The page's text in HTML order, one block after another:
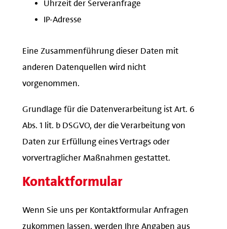
Uhrzeit der Serveranfrage
IP-Adresse
Eine Zusammenführung dieser Daten mit
anderen Datenquellen wird nicht
vorgenommen.
Grundlage für die Datenverarbeitung ist Art. 6
Abs. 1 lit. b DSGVO, der die Verarbeitung von
Daten zur Erfüllung eines Vertrags oder
vorvertraglicher Maßnahmen gestattet.
Kontaktformular
Wenn Sie uns per Kontaktformular Anfragen
zukommen lassen, werden Ihre Angaben aus